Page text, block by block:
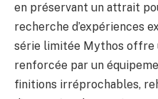
en préservant un attrait
recherche d’expériences
série limitée Mythos offre
renforcée par un
finitions irréprochables,